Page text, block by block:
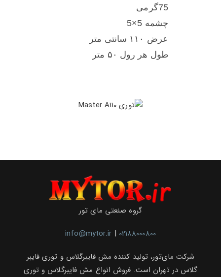
75گرمی
چشمه 5×5
عرض ۱۱۰ سانتی متر
طول هر رول ۵۰ متر
گروه صنعتی مای تور
info@mytor.ir | 02188000800
شرکت مای‌تور، تولید کننده مش فایبرگلاس و توری فایبر
گلاس در تهران است. فروش انواع مش فایبرگلاس و توری